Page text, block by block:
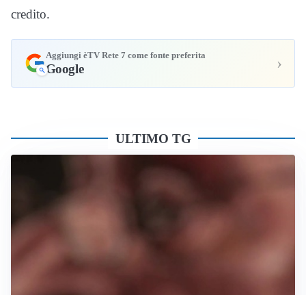
credito.
Aggiungi èTV Rete 7 come fonte preferita
Google ›
ULTIMO TG